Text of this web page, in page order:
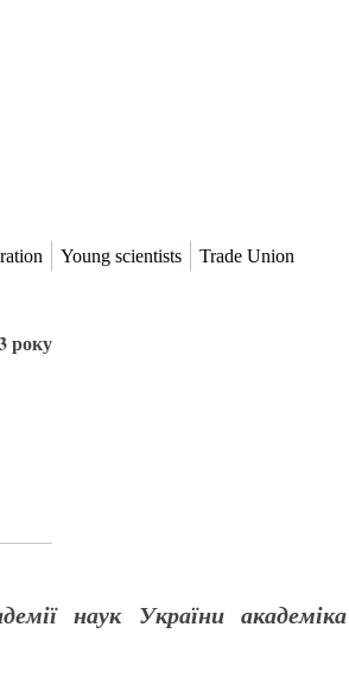
Young scientists Trade Union
року
наук України академіка